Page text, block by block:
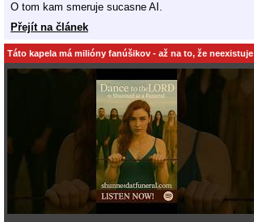
O tom kam smeruje sucasne AI.
Přejít na článek
Táto kapela má milióny fanúšikov - až na to, že neexistuje